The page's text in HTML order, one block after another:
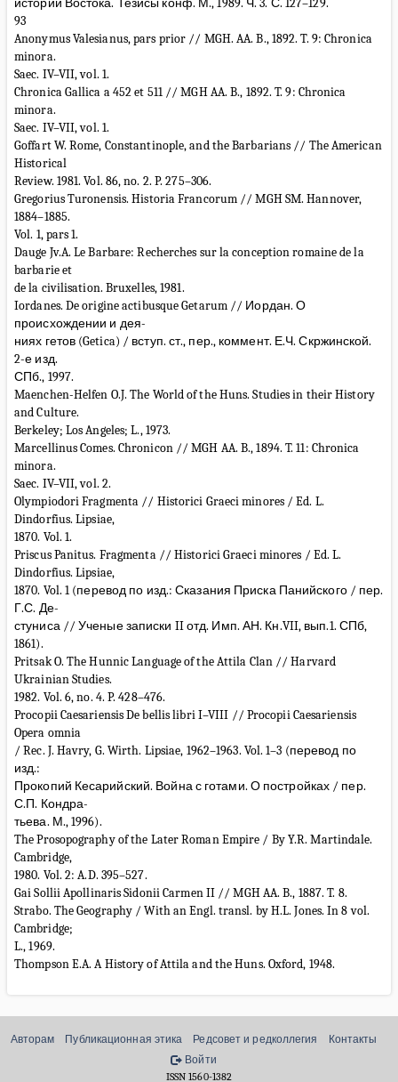
истории Востока. Тезисы конф. М., 1989. Ч. 3. С. 127–129.
93
Anonymus Valesianus, pars prior // MGH. AA. B., 1892. T. 9: Chronica
minora.
Saec. IV–VII, vol. 1.
Chronica Gallica a 452 et 511 // MGH AA. B., 1892. T. 9: Chronica
minora.
Saec. IV–VII, vol. 1.
Goffart W. Rome, Constantinople, and the Barbarians // The American
Historical
Review. 1981. Vol. 86, no. 2. P. 275–306.
Gregorius Turonensis. Historia Francorum // MGH SM. Hannover,
1884–1885.
Vol. 1, pars 1.
Dauge Jv.A. Le Barbare: Recherches sur la conception romaine de la
barbarie et
de la civilisation. Bruxelles, 1981.
Iordanes. De origine actibusque Getarum // Иордан. О
происхождении и дея-
ниях гетов (Getica) / вступ. ст., пер., коммент. Е.Ч. Скржинской.
2-е изд.
СПб., 1997.
Maenchen-Helfen O.J. The World of the Huns. Studies in their History
and Culture.
Berkeley; Los Angeles; L., 1973.
Marcellinus Comes. Chronicon // MGH AA. B., 1894. T. 11: Chronica
minora.
Saec. IV–VII, vol. 2.
Olympiodori Fragmenta // Historici Graeci minores / Ed. L.
Dindorfius. Lipsiae,
1870. Vol. 1.
Priscus Panitus. Fragmenta // Historici Graeci minores / Ed. L.
Dindorfius. Lipsiae,
1870. Vol. 1 (перевод по изд.: Сказания Приска Панийского / пер.
Г.С. Де-
стуниса // Ученые записки II отд. Имп. АН. Кн.VII, вып.1. СПб,
1861).
Pritsak O. The Hunnic Language of the Attila Clan // Harvard
Ukrainian Studies.
1982. Vol. 6, no. 4. P. 428–476.
Procopii Caesariensis De bellis libri I–VIII // Procopii Caesariensis
Opera omnia
/ Rec. J. Havry, G. Wirth. Lipsiae, 1962–1963. Vol. 1–3 (перевод по
изд.:
Прокопий Кесарийский. Война с готами. О постройках / пер.
С.П. Кондра-
тьева. М., 1996).
The Prosopography of the Later Roman Empire / By Y.R. Martindale.
Cambridge,
1980. Vol. 2: A.D. 395–527.
Gai Sollii Apollinaris Sidonii Carmen II // MGH AA. B., 1887. T. 8.
Strabo. The Geography / With an Engl. transl. by H.L. Jones. In 8 vol.
Cambridge;
L., 1969.
Thompson E.A. A History of Attila and the Huns. Oxford, 1948.
Авторам Публикационная этика Редсовет и редколлегия
Контакты
Войти
ISSN 1560-1382